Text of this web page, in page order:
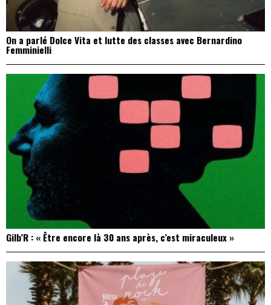
On a parlé Dolce Vita et lutte des classes avec Bernardino
Femminielli
Gilb’R : « Être encore là 30 ans après, c’est miraculeux »